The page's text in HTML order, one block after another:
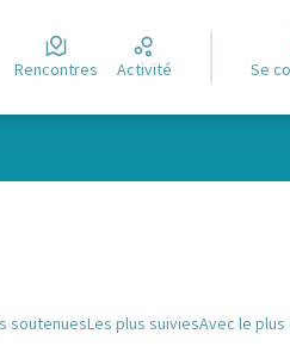
Rencontres Activité Se
soutenuesLes plus suiviesAvec le